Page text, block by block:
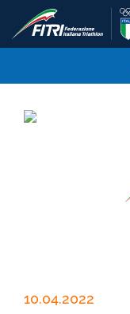
10.04.2022